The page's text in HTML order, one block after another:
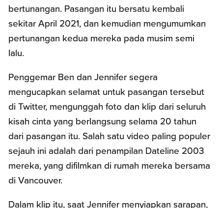
bertunangan. Pasangan itu bersatu kembali
sekitar April 2021, dan kemudian mengumumkan
pertunangan kedua mereka pada musim semi
lalu.
Penggemar Ben dan Jennifer segera
mengucapkan selamat untuk pasangan tersebut
di Twitter, mengunggah foto dan klip dari seluruh
kisah cinta yang berlangsung selama 20 tahun
dari pasangan itu. Salah satu video paling populer
sejauh ini adalah dari penampilan Dateline 2003
mereka, yang difilmkan di rumah mereka bersama
di Vancouver.
Dalam klip itu, saat Jennifer menyiapkan sarapan,